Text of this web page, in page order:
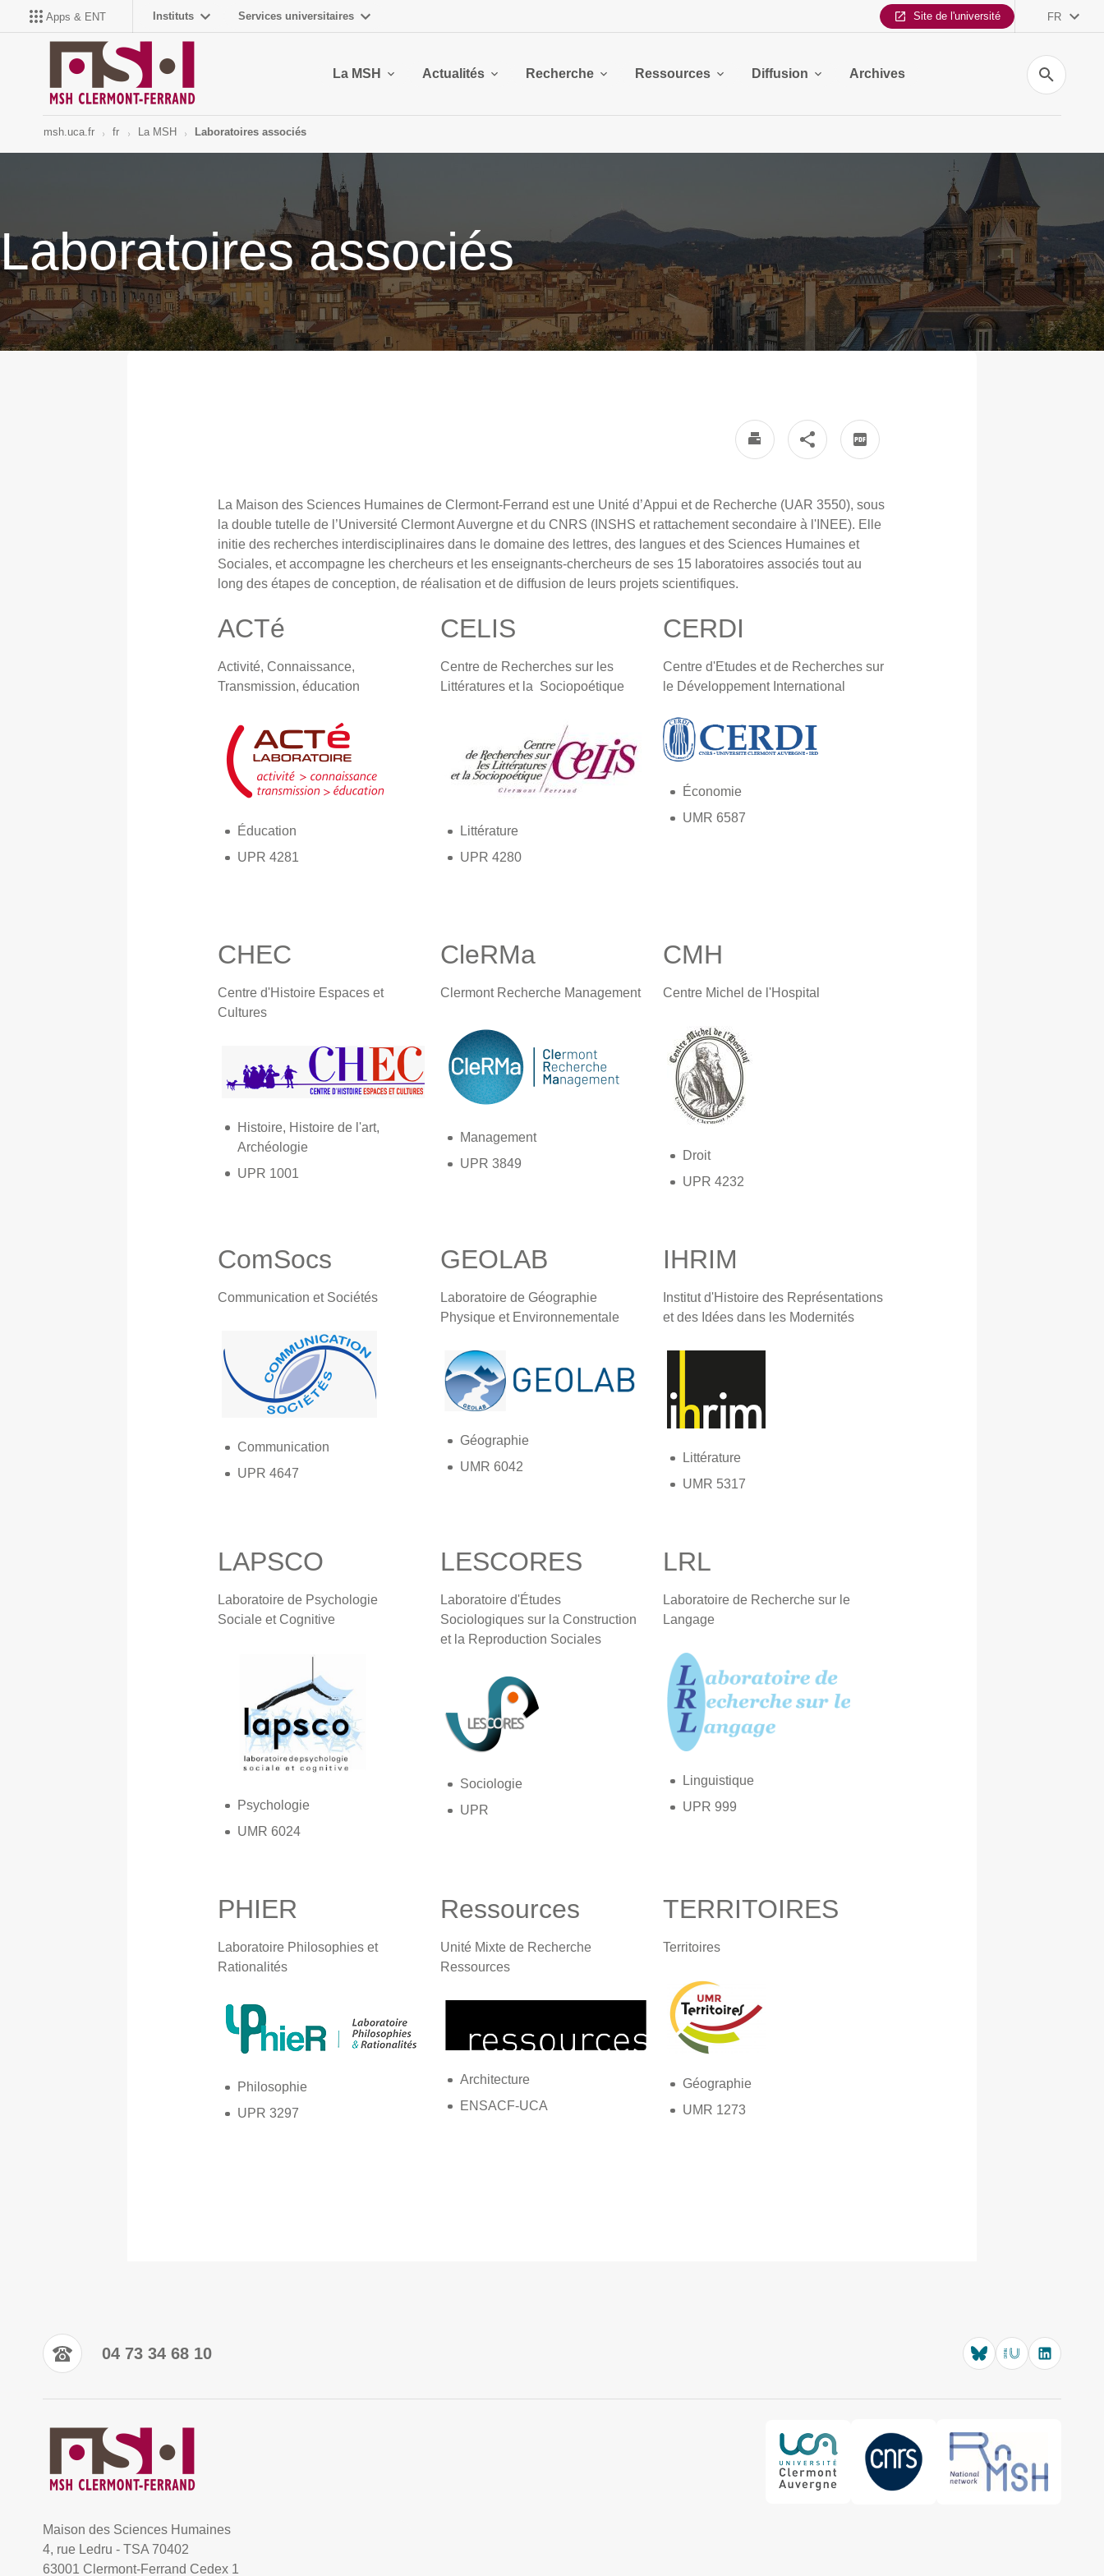
Apps & ENT Instituts Services universitaires Site de l'université FR
La MSH Actualités Recherche Ressources Diffusion Archives
Recherche
msh.uca.fr fr La MSH Laboratoires associés
Laboratoires associés
La Maison des Sciences Humaines de Clermont-Ferrand est une Unité d’Appui et de Recherche (UAR 3550), sous
la double tutelle de l’Université Clermont Auvergne et du CNRS (INSHS et rattachement secondaire à l'INEE). Elle
initie des recherches interdisciplinaires dans le domaine des lettres, des langues et des Sciences Humaines et
Sociales, et accompagne les chercheurs et les enseignants-chercheurs de ses 15 laboratoires associés tout au
long des étapes de conception, de réalisation et de diffusion de leurs projets scientifiques.
ACTé
Activité, Connaissance,
Transmission, éducation
Éducation
UPR 4281
CELIS
Centre de Recherches sur les
Littératures et la Sociopoétique
Littérature
UPR 4280
CERDI
Centre d'Etudes et de Recherches sur
le Développement International
Économie
UMR 6587
CHEC
Centre d'Histoire Espaces et
Cultures
Histoire, Histoire de l'art,
Archéologie
UPR 1001
CleRMa
Clermont Recherche Management
Management
UPR 3849
CMH
Centre Michel de l'Hospital
Droit
UPR 4232
ComSocs
Communication et Sociétés
Communication
UPR 4647
GEOLAB
Laboratoire de Géographie
Physique et Environnementale
Géographie
UMR 6042
IHRIM
Institut d'Histoire des Représentations
et des Idées dans les Modernités
Littérature
UMR 5317
LAPSCO
Laboratoire de Psychologie
Sociale et Cognitive
Psychologie
UMR 6024
LESCORES
Laboratoire d'Études
Sociologiques sur la Construction
et la Reproduction Sociales
Sociologie
UPR
LRL
Laboratoire de Recherche sur le
Langage
Linguistique
UPR 999
PHIER
Laboratoire Philosophies et
Rationalités
Philosophie
UPR 3297
Ressources
Unité Mixte de Recherche
Ressources
Architecture
ENSACF-UCA
TERRITOIRES
Territoires
Géographie
UMR 1273
04 73 34 68 10
Maison des Sciences Humaines
4, rue Ledru - TSA 70402
63001 Clermont-Ferrand Cedex 1